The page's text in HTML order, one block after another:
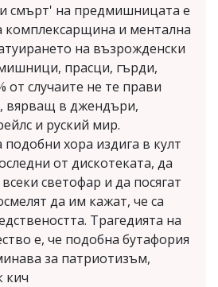
смърт' на предмишницата е
комплексарщина и ментална
на възрожденски
прасци, гърди,
от случаите не те прави
вярващ в джендъри,
и руский мир.
хора издига в култ
от дискотеката, да
светофар и да посягат
да им кажат, че са
Трагедията на
е, че подобна бутафория
за патриотизъм,
кич